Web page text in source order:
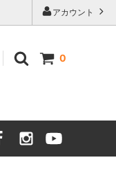
アカウント
0